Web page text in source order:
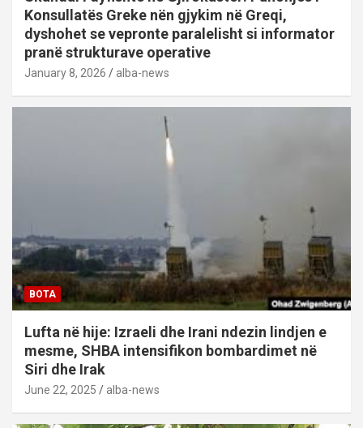
Konsullatës Greke nën gjykim në Greqi,
dyshohet se vepronte paralelisht si informator
pranë strukturave operative
January 8, 2026 alba-news
BOTA
Lufta në hije: Izraeli dhe Irani ndezin lindjen e
mesme, SHBA intensifikon bombardimet në
Siri dhe Irak
June 22, 2025 alba-news